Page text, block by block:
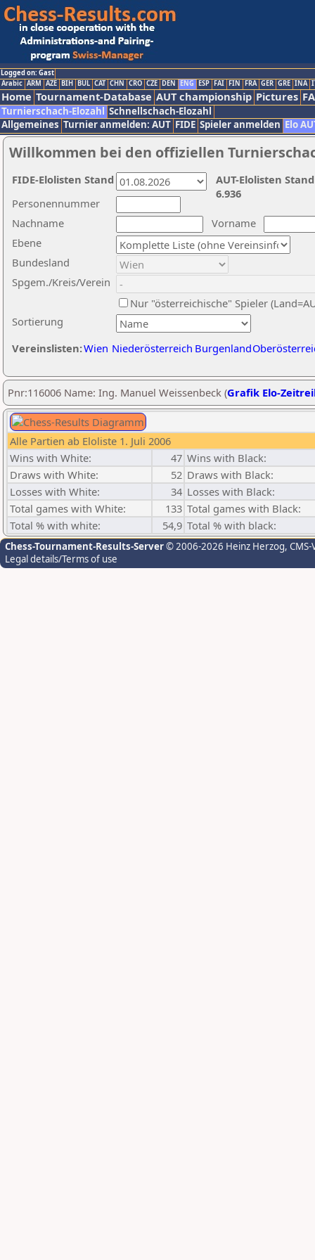
Logged on: Gast
Arabic ARM AZE BIH BUL CAT CHN CRO CZE DEN ENG ESP FAI FIN FRA GER GRE INA
Home Tournament-Database AUT championship Pictures
Turnierschach-Elozahl Schnellschach-Elozahl
Allgemeines Turnier anmelden: AUT FIDE Spieler anmelden Elo
Willkommen bei den offiziellen
Nachname
Vorname
Ebene
Sortierung
Personennummer
Bundesland
Spgem./Kreis/Verein
Nur "österreichische" Spieler
Vereinslisten:Wien Niederösterreich Burgenland
AUT-Elolisten
6.936
FIDE-Elolisten Stand
Pnr:116006 Name: Ing. Manuel Weissenbeck (Grafik Elo-
Alle Partien ab Eloliste 1. Juli 2006
Wins with White:
47 Wins with Black:
Draws with White:
52 Draws with Black:
Losses with White:
34 Losses with Black:
Total games with White:
133 Total games with Black:
Total % with white:
54,9 Total % with black:
Chess-Tournament-Results-Server© 2006-2026 Heinz Herzog,
Legal details/Terms of use